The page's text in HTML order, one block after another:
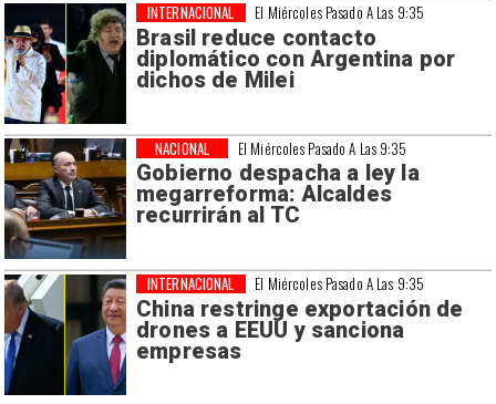
El Miércoles Pasado A Las 9:35
Brasil reduce contacto
diplomático con Argentina por
dichos de Milei
INTERNACIONAL
El Miércoles Pasado A Las 9:35
Gobierno despacha a ley la
megarreforma: Alcaldes
recurrirán al TC
NACIONAL
El Miércoles Pasado A Las 9:35
China restringe exportación de
drones a EEUU y sanciona
empresas
INTERNACIONAL